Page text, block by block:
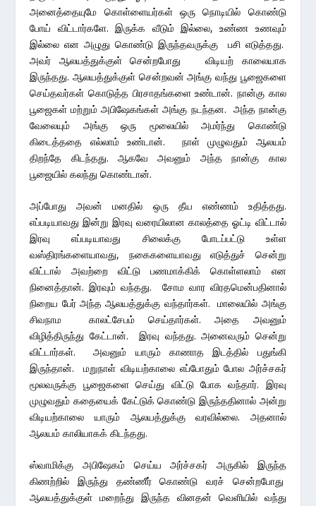
அனைத்தையுமே கொள்ளையர்கள் ஒரு நொடியில் கொண்டு
போய் விட்டார்களே. இருக்க வீடும் இல்லை, உண்ண உணவும்
இல்லை என அழுது கொண்டு இருந்தவருக்கு பசி எடுத்தது.
அவர் ஆலயத்துக்குள் சென்றபோது விடியற் காலையாக
இருந்தது. ஆலயத்துக்குள் சென்றவன் அங்கு வந்து பூஜைகளை
செய்தவர்கள் கொடுத்த பிரசாதங்களை உண்டான். நான்கு கால
பூஜைகள் மற்றும் அபிஷேகங்கள் அங்கு நடந்தன. அந்த நான்கு
வேலையும் அங்கு ஒரு மூலையில் அமர்ந்து கொண்டு
கிடைத்ததை எல்லாம் உண்டான். நாள் முழுவதும் ஆலயம்
திறந்தே கிடந்தது. ஆகவே அவனும் அந்த நான்கு கால
பூஜையில் கலந்து கொண்டான்.
அப்போது அவன் மனதில் ஒரு தீய எண்ணம் உதித்தது.
எப்படியாவது இன்று இரவு வரையிலான காலத்தை ஓட்டி விட்டால்
இரவு எப்படியாவது சிலைக்கு போடப்பட்டு உள்ள
வஸ்திரங்களையாவது, நகைகளையாவது எடுத்துச் சென்று
விட்டால் அவற்றை விட்டு பணமாக்கிக் கொள்ளலாம் என
நினைத்தான். இரவும் வந்தது. சோம வார விரதமென்பதினால்
நிறைய பேர் அந்த ஆலயத்துக்கு வந்தார்கள். மாலையில் அங்கு
சிவநாம காலட்சேபம் செய்தார்கள். அதை அவனும்
விழித்திருந்து கேட்டான். இரவு வந்தது. அனைவரும் சென்று
விட்டார்கள். அவனும் யாரும் காணாத இடத்தில் பதுங்கி
இருந்தான். மறுநாள் விடியற்காலை எப்போதும் போல அர்ச்சகர்
மூலவருக்கு பூஜைகளை செய்து விட்டு போக வந்தார். இரவு
முழுவதும் கதையைக் கேட்டுக் கொண்டு இருந்ததினால் அன்று
விடியற்காலை யாரும் ஆலயத்துக்கு வரவில்லை. அதனால்
ஆலயம் காலியாகக் கிடந்தது.
ஸ்வாமிக்கு அபிஷேகம் செய்ய அர்ச்சகர் அருகில் இருந்த
கிணற்றில் இருந்து தண்ணீர் கொண்டு வரச் சென்றபோது
ஆலயத்துக்குள் மறைந்து இருந்த வினதன் வெளியில் வந்து